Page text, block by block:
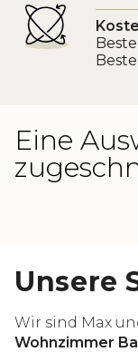
Eine
Unsere
Wir sind Max
Wohnzimmer